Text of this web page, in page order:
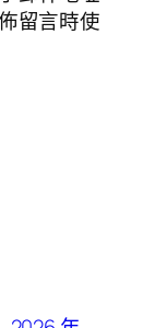
留言時使